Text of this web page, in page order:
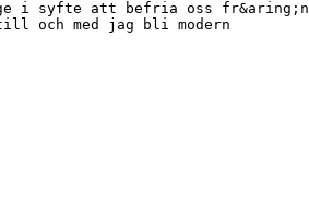
i syfte att befria oss fr&aring;n
och med jag bli modern